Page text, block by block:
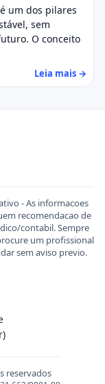
um dos pilares
sem
O conceito
Leia mais →
- As informacoes
recomendacao de
contabil. Sempre
um profissional
sem aviso previo.
reservados